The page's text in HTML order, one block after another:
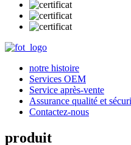
notre histoire
Services OEM
Service après-vente
Assurance qualité et
Contactez-nous
produit